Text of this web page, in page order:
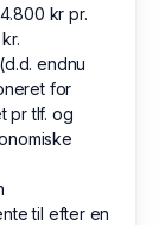
kr pr.
endnu
for
pr tlf. og
til efter en